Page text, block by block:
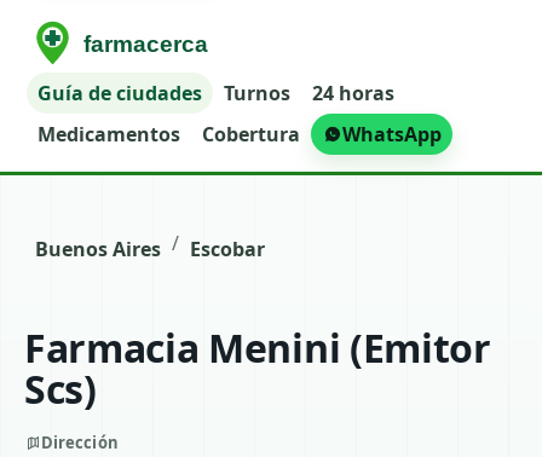
Guía de ciudades Turnos
24 horas
Medicamentos
Cobertura WhatsApp
Buenos Aires / Escobar
Farmacia Menini (Emitor
Scs)
Dirección